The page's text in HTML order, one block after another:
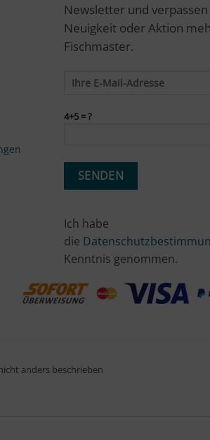
Newsletter und verpassen
Neuigkeit oder Aktion
Fischmaster.
4+5 = ?
Ich habe
die
Kenntnis genommen.
anders beschrieben